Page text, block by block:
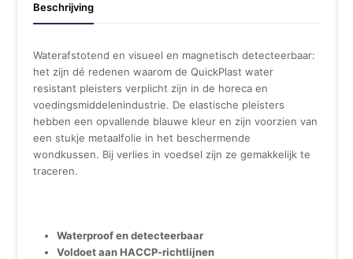
Beschrijving
Waterafstotend en visueel en magnetisch detecteerbaar:
het zijn dé redenen waarom de QuickPlast water
resistant pleisters verplicht zijn in de horeca en
voedingsmiddelenindustrie. De elastische pleisters
hebben een opvallende blauwe kleur en zijn voorzien van
een stukje metaalfolie in het beschermende
wondkussen. Bij verlies in voedsel zijn ze gemakkelijk te
traceren.
Waterproof en detecteerbaar
Voldoet aan HACCP-richtlijnen